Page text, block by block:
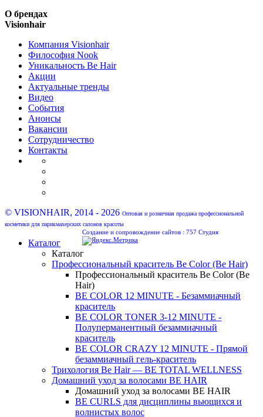
О брендах
Visionhair
Компания Visionhair
Философия Nook
Уникальность Be Hair
Акции
Актуальные тренды
Видео
События
Анонсы
Вакансии
Сотрудничество
Контакты
© VISIONHAIR, 2014 - 2026 Оптовая и розничная продажа профессиональной
косметики для парикмахерских салонов красоты
Создание и сопровождение сайтов : 757 Студия
Каталог
Каталог
Профессиональный краситель Be Color (Be Hair)
Профессиональный краситель Be Color (Be
Hair)
BE COLOR 12 MINUTE - Безаммиачный
краситель
BE COLOR TONER 3-12 MINUTE -
Полуперманентный безаммиачный
краситель
BE COLOR CRAZY 12 MINUTE - Прямой
безаммиачный гель-краситель
Трихология Be Hair — BE TOTAL WELLNESS
Домашний уход за волосами BE HAIR
Домашний уход за волосами BE HAIR
BE CURLS для дисциплины вьющихся и
волнистых волос